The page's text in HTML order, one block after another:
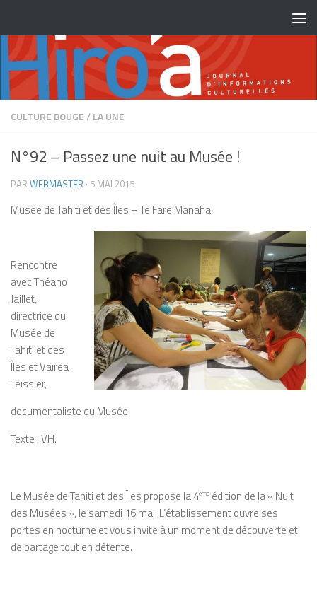
CULTURE BOUGE/LA UNE
N°92 – Passez une nuit au Musée !
PAR WEBMASTER · 5 MAI 2015
Musée de Tahiti et des Îles – Te Fare Manaha
Rencontre
avec Théano
Jaillet,
directrice du
Musée de
Tahiti et des
Îles et Vairea
Teissier,
documentaliste du Musée.
Texte : VH.
Le Musée de Tahiti et des Îles propose la 4ème édition de la « Nuit
des Musées », le samedi 16 mai. L’établissement ouvre ses
portes en nocturne et vous invite à un moment de découverte et
de partage tout en détente.